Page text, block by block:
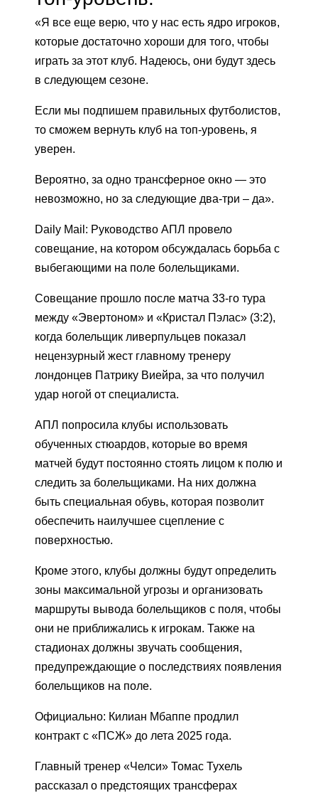
«Я все еще верю, что у нас есть ядро игроков,
которые достаточно хороши для того, чтобы
играть за этот клуб. Надеюсь, они будут здесь
в следующем сезоне.
Если мы подпишем правильных футболистов,
то сможем вернуть клуб на топ-уровень, я
уверен.
Вероятно, за одно трансферное окно — это
невозможно, но за следующие два-три – да».
Daily Mail: Руководство АПЛ провело
совещание, на котором обсуждалась борьба с
выбегающими на поле болельщиками.
Совещание прошло после матча 33-го тура
между «Эвертоном» и «Кристал Пэлас» (3:2),
когда болельщик ливерпульцев показал
нецензурный жест главному тренеру
лондонцев Патрику Виейра, за что получил
удар ногой от специалиста.
АПЛ попросила клубы использовать
обученных стюардов, которые во время
матчей будут постоянно стоять лицом к полю и
следить за болельщиками. На них должна
быть специальная обувь, которая позволит
обеспечить наилучшее сцепление с
поверхностью.
Кроме этого, клубы должны будут определить
зоны максимальной угрозы и организовать
маршруты вывода болельщиков с поля, чтобы
они не приближались к игрокам. Также на
стадионах должны звучать сообщения,
предупреждающие о последствиях появления
болельщиков на поле.
Официально: Килиан Мбаппе продлил
контракт с «ПСЖ» до лета 2025 года.
Главный тренер «Челси» Томас Тухель
рассказал о предстоящих трансферах